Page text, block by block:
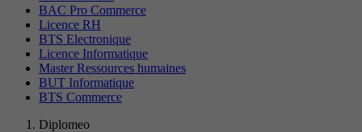
BAC Pro Commerce
Licence RH
BTS Electronique
Licence Informatique
Master Ressources humaines
BUT Informatique
BTS Commerce
Diplomeo